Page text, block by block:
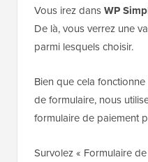
Vous irez dansWP
De là, vous verrez une
parmi lesquels choisir.
Bien que cela
de formulaire, nous
formulaire de paiement
Survolez « Formulaire